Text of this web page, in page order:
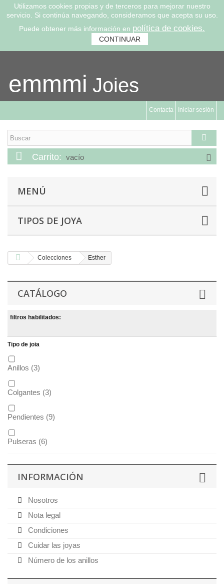
Utilizamos cookies propias y de terceros para mejorar nuestro
servicio. Si continúa navegando, consideramos que acepta su uso.
Puede obtener más información en política de cookies.
CONTINUAR
emmmi Joies
Iniciar sesión
Contacta
Carrito: vacío
MENÚ
TIPOS DE JOYA
Colecciones Esther
CATÁLOGO
filtros habilitados:
Tipo de joia
Anillos (3)
Colgantes (3)
Pendientes (9)
Pulseras (6)
INFORMACIÓN
Nosotros
Nota legal
Condiciones
Cuidar las joyas
Número de los anillos